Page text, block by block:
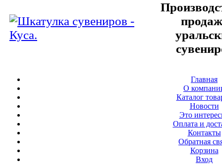
Главная
О
Каталог
Новости
Это
Оплата и
Контакты
Обратная
Корзина
Вход